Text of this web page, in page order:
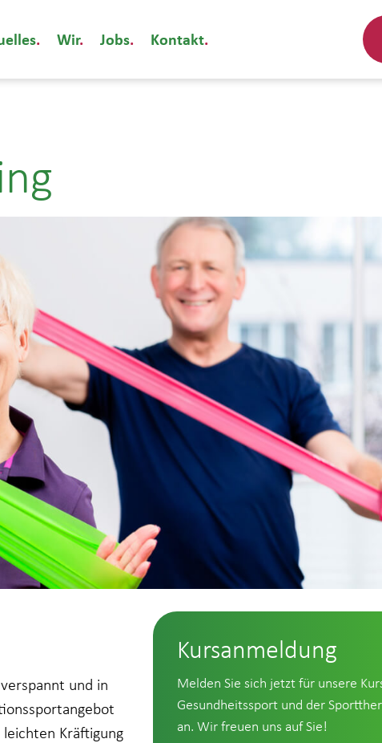
Wir Jobs Kontakt
und in
Kräftigung
Kursanmeldung
Melden Sie sich jetzt für unsere
Gesundheitssport und der
an. Wir freuen uns auf Sie!